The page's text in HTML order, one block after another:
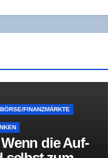
BÖRSE/FINANZMÄRKTE
Wenn die Auf­